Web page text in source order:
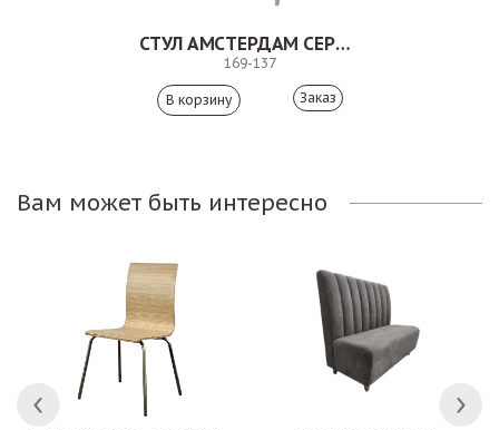
СТУЛ АМСТЕРДАМ СЕРЫЙ
169-137
Заказ
Вам может быть интересно